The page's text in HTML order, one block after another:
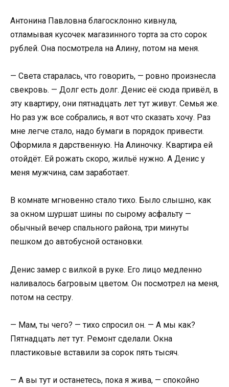
Антонина Павловна благосклонно кивнула,
отламывая кусочек магазинного торта за сто сорок
рублей. Она посмотрела на Алину, потом на меня.
— Света старалась, что говорить, — ровно произнесла
свекровь. — Долг есть долг. Денис её сюда привёл, в
эту квартиру, они пятнадцать лет тут живут. Семья же.
Но раз уж все собрались, я вот что сказать хочу. Раз
мне легче стало, надо бумаги в порядок привести.
Оформила я дарственную. На Алиночку. Квартира ей
отойдёт. Ей рожать скоро, жильё нужно. А Денис у
меня мужчина, сам заработает.
В комнате мгновенно стало тихо. Было слышно, как
за окном шуршат шины по сырому асфальту —
обычный вечер спального района, три минуты
пешком до автобусной остановки.
Денис замер с вилкой в руке. Его лицо медленно
наливалось багровым цветом. Он посмотрел на меня,
потом на сестру.
— Мам, ты чего? — тихо спросил он. — А мы как?
Пятнадцать лет тут. Ремонт сделали. Окна
пластиковые вставили за сорок пять тысяч.
— А вы тут и останетесь, пока я жива, — спокойно